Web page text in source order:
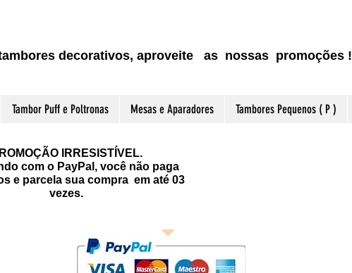
decorativos, aproveite as nossas promoções !
Tambor Puff e Poltronas Mesas e Aparadores Tambores Pequenos ( P )
IRRESISTÍVEL.
com o PayPal, você não paga
e parcela sua compra em até 03
vezes.